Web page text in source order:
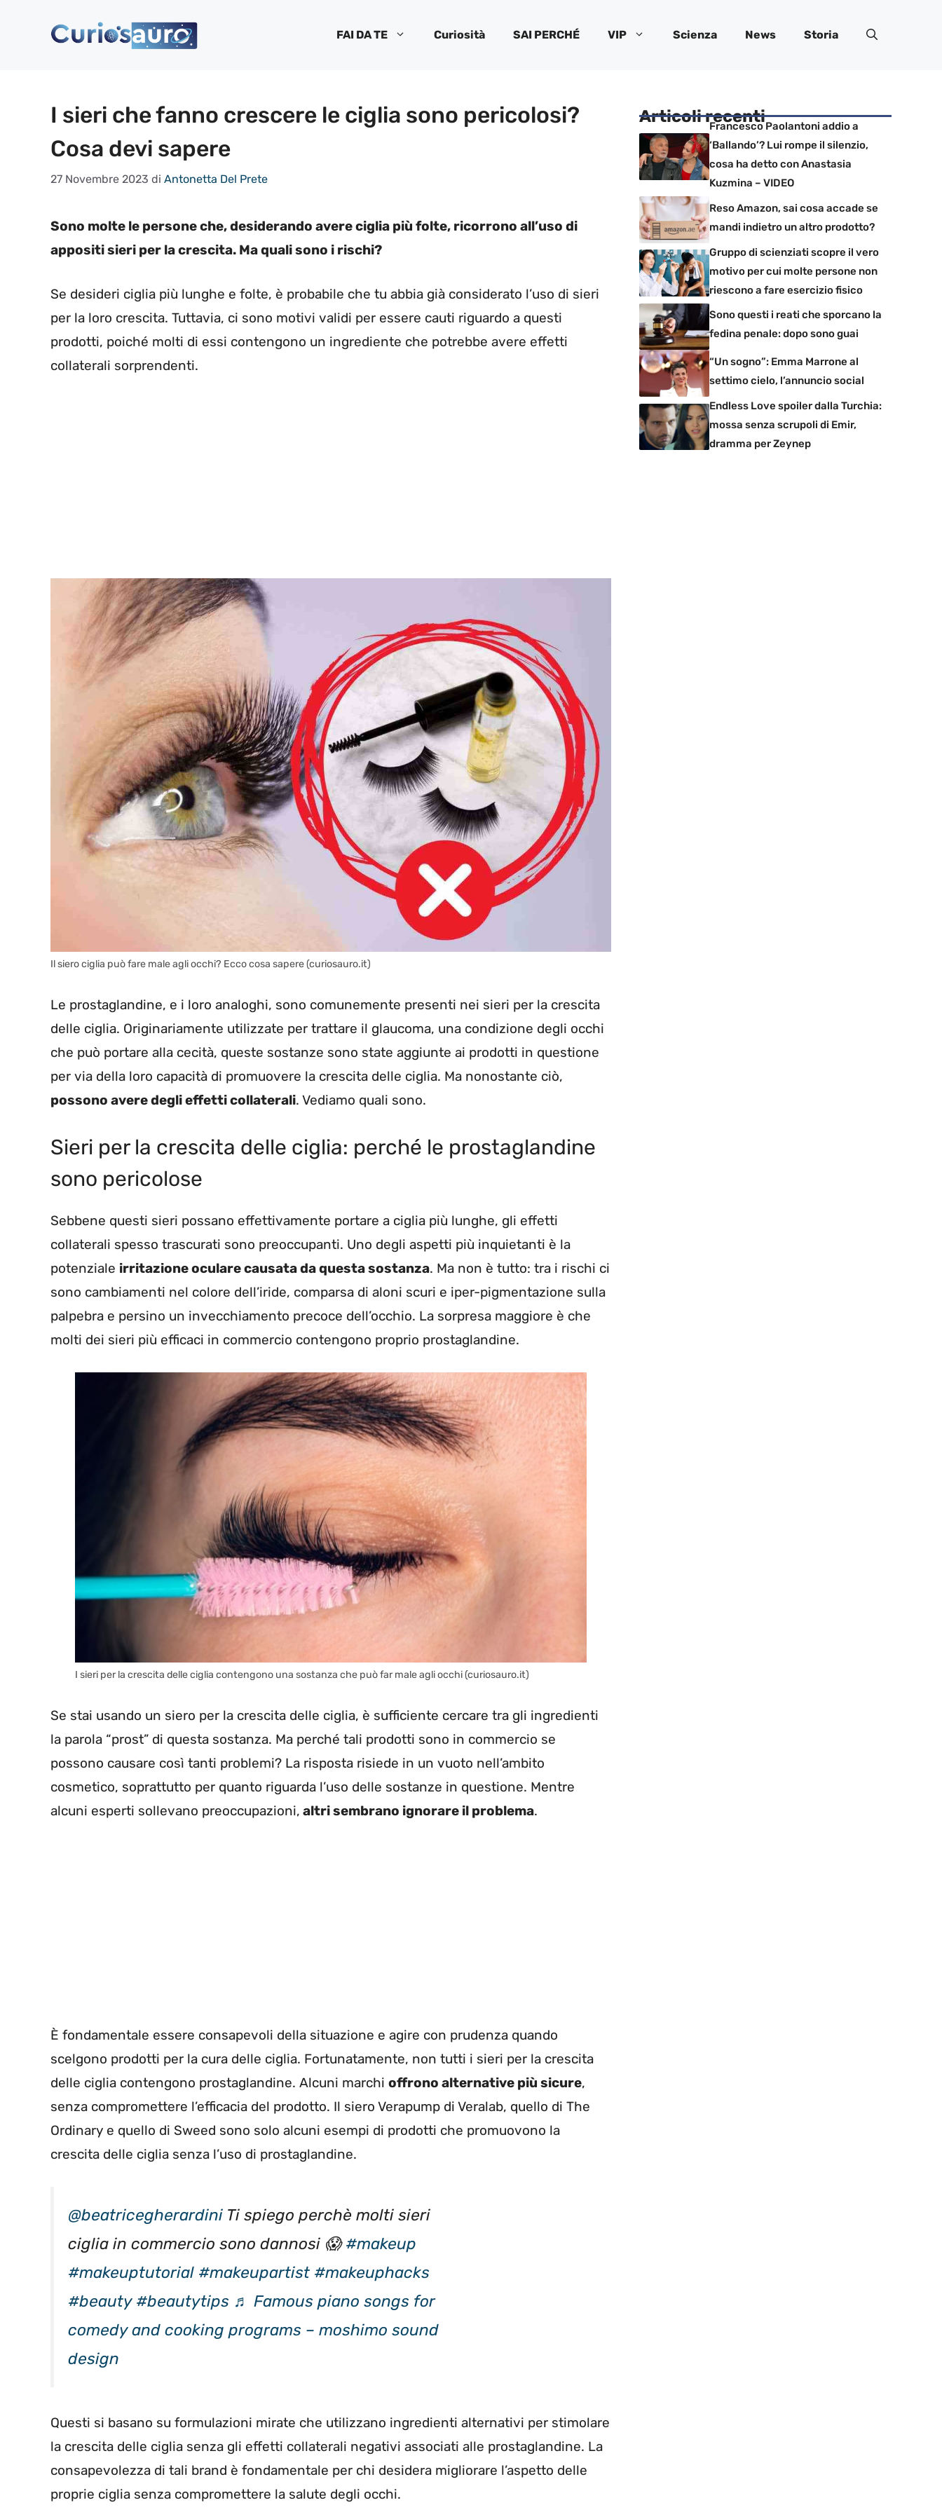
FAI DA TE Curiosità SAI PERCHÉ VIP Scienza News Storia
I sieri che fanno crescere le ciglia sono pericolosi?
Cosa devi sapere
27 Novembre 2023 di Antonetta Del Prete
Sono molte le persone che, desiderando avere ciglia più folte, ricorrono all’uso di
appositi sieri per la crescita. Ma quali sono i rischi?
Se desideri ciglia più lunghe e folte, è probabile che tu abbia già considerato l’uso di sieri
per la loro crescita. Tuttavia, ci sono motivi validi per essere cauti riguardo a questi
prodotti, poiché molti di essi contengono un ingrediente che potrebbe avere effetti
collaterali sorprendenti.
Il siero ciglia può fare male agli occhi? Ecco cosa sapere (curiosauro.it)
Le prostaglandine, e i loro analoghi, sono comunemente presenti nei sieri per la crescita
delle ciglia. Originariamente utilizzate per trattare il glaucoma, una condizione degli occhi
che può portare alla cecità, queste sostanze sono state aggiunte ai prodotti in questione
per via della loro capacità di promuovere la crescita delle ciglia. Ma nonostante ciò,
possono avere degli effetti collaterali. Vediamo quali sono.
Sieri per la crescita delle ciglia: perché le prostaglandine
sono pericolose
Sebbene questi sieri possano effettivamente portare a ciglia più lunghe, gli effetti
collaterali spesso trascurati sono preoccupanti. Uno degli aspetti più inquietanti è la
potenziale irritazione oculare causata da questa sostanza. Ma non è tutto: tra i rischi ci
sono cambiamenti nel colore dell’iride, comparsa di aloni scuri e iper-pigmentazione sulla
palpebra e persino un invecchiamento precoce dell’occhio. La sorpresa maggiore è che
molti dei sieri più efficaci in commercio contengono proprio prostaglandine.
I sieri per la crescita delle ciglia contengono una sostanza che può far male agli occhi (curiosauro.it)
Se stai usando un siero per la crescita delle ciglia, è sufficiente cercare tra gli ingredienti
la parola “prost” di questa sostanza. Ma perché tali prodotti sono in commercio se
possono causare così tanti problemi? La risposta risiede in un vuoto nell’ambito
cosmetico, soprattutto per quanto riguarda l’uso delle sostanze in questione. Mentre
alcuni esperti sollevano preoccupazioni, altri sembrano ignorare il problema.
È fondamentale essere consapevoli della situazione e agire con prudenza quando
scelgono prodotti per la cura delle ciglia. Fortunatamente, non tutti i sieri per la crescita
delle ciglia contengono prostaglandine. Alcuni marchi offrono alternative più sicure,
senza compromettere l’efficacia del prodotto. Il siero Verapump di Veralab, quello di The
Ordinary e quello di Sweed sono solo alcuni esempi di prodotti che promuovono la
crescita delle ciglia senza l’uso di prostaglandine.
@beatricegherardini Ti spiego perchè molti sieri
ciglia in commercio sono dannosi 😱#makeup
#makeuptutorial #makeupartist #makeuphacks
#beauty #beautytips ♬ Famous piano songs for
comedy and cooking programs – moshimo sound
design
Questi si basano su formulazioni mirate che utilizzano ingredienti alternativi per stimolare
la crescita delle ciglia senza gli effetti collaterali negativi associati alle prostaglandine. La
consapevolezza di tali brand è fondamentale per chi desidera migliorare l’aspetto delle
proprie ciglia senza compromettere la salute degli occhi.
Articoli recentiFrancesco Paolantoni addio a
‘Ballando’? Lui rompe il silenzio,
cosa ha detto con Anastasia
Kuzmina – VIDEO
Reso Amazon, sai cosa accade se
mandi indietro un altro prodotto?
Gruppo di scienziati scopre il vero
motivo per cui molte persone non
riescono a fare esercizio fisico
Sono questi i reati che sporcano la
fedina penale: dopo sono guai
“Un sogno”: Emma Marrone al
settimo cielo, l’annuncio social
Endless Love spoiler dalla Turchia:
mossa senza scrupoli di Emir,
dramma per Zeynep